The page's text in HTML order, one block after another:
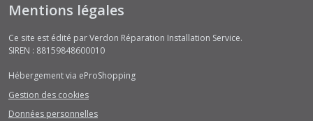
Mentions légales
Ce site est édité par Verdon Réparation Installation Service.
SIREN : 88159848600010
Hébergement via eProShopping
Gestion des cookies
Données personnelles